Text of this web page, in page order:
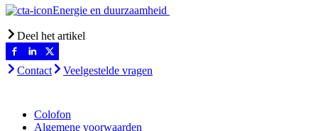
Energie en duurzaamheid
Deel het artikel
Contact Veelgestelde vragen
Colofon
Algemene voorwaarden